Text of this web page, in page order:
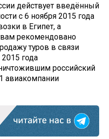
действует введённый
с 6 ноября 2015 года
в Египет, а
рекомендовано
туров в связи
года
российский
авиакомпании